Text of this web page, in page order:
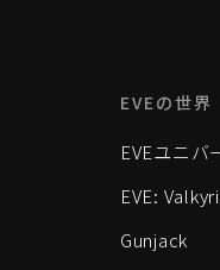
EVEの世界
EVEユニバ
EVE:
Gunjack